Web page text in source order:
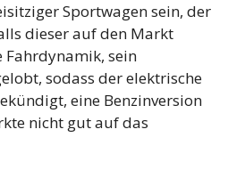
Sportwagen sein, der
dieser auf den Markt
Fahrdynamik, sein
sodass der elektrische
eine Benzinversion
nicht gut auf das